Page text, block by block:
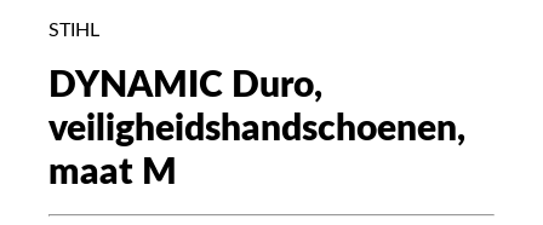
STIHL
DYNAMIC Duro,
veiligheidshandschoenen,
maat M